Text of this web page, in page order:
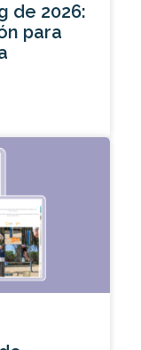
de 2026:
para